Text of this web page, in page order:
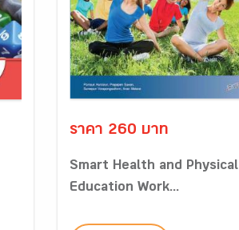
ราคา 260 บาท
Smart Health and Physical
Education Work...